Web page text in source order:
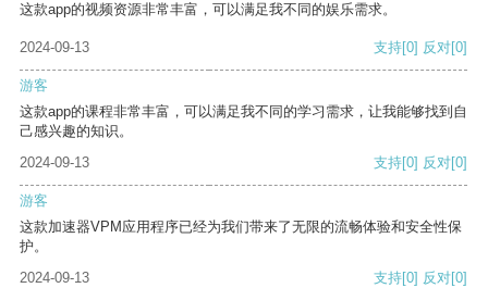
这款app的视频资源非常丰富，可以满足我不同的娱乐需求。
2024-09-13 支持[0] 反对[0]
游客
这款app的课程非常丰富，可以满足我不同的学习需求，让我能够找到自
己感兴趣的知识。
2024-09-13
支持[0] 反对[0]
游客
这款加速器VPM应用程序已经为我们带来了无限的流畅体验和安全性保
护。
2024-09-13
支持[0] 反对[0]